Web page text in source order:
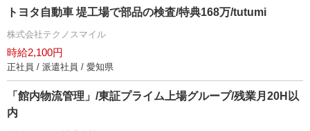
トヨタ自動車 堤工場で部品の検査/特典168万/tutumi
株式会社テクノスマイル
時給2,100円
正社員 / 派遣社員 / 愛知県
「館内物流管理」/東証プライム上場グループ/残業月20H以
内